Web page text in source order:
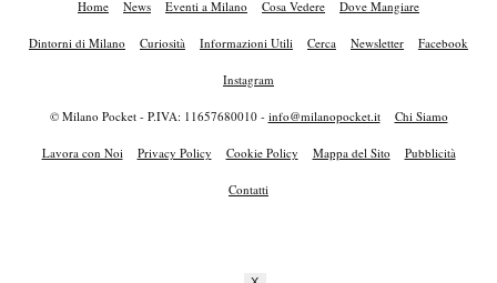
Home News Eventi a Milano Cosa Vedere Dove Mangiare
Dintorni di Milano Curiosità Informazioni Utili Cerca Newsletter Facebook
Instagram
© Milano Pocket - P.IVA: 11657680010 - info@milanopocket.it Chi Siamo
Lavora con Noi Privacy Policy Cookie Policy Mappa del Sito Pubblicità
Contatti